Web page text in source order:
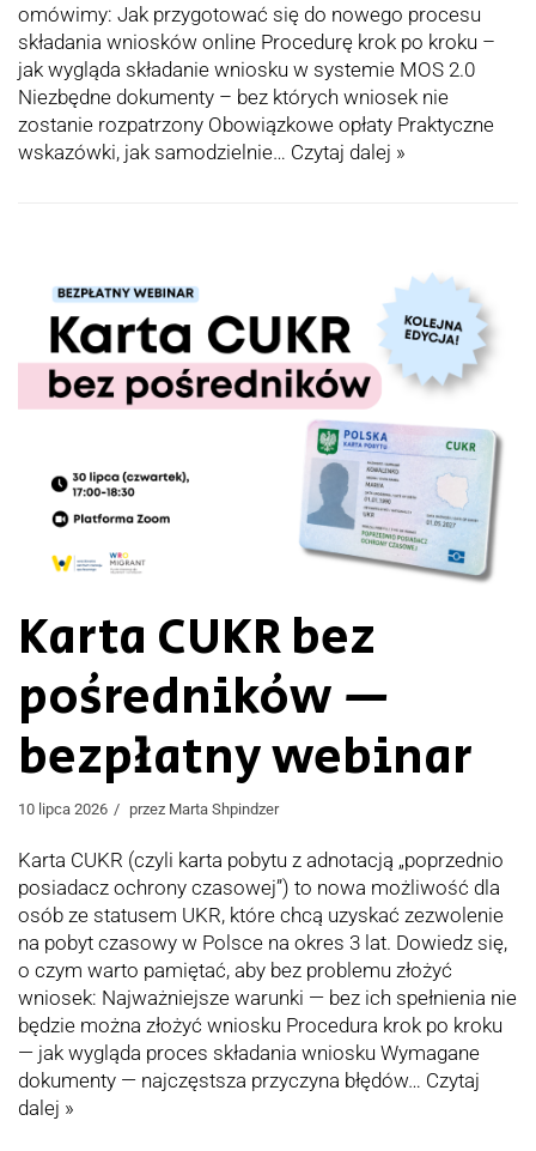
omówimy: Jak przygotować się do nowego procesu
składania wniosków online Procedurę krok po kroku –
jak wygląda składanie wniosku w systemie MOS 2.0
Niezbędne dokumenty – bez których wniosek nie
zostanie rozpatrzony Obowiązkowe opłaty Praktyczne
wskazówki, jak samodzielnie… Czytaj dalej »
Karta CUKR bez
pośredników —
bezpłatny webinar
10 lipca 2026 przez Marta Shpindzer
Karta CUKR (czyli karta pobytu z adnotacją „poprzednio
posiadacz ochrony czasowej”) to nowa możliwość dla
osób ze statusem UKR, które chcą uzyskać zezwolenie
na pobyt czasowy w Polsce na okres 3 lat. Dowiedz się,
o czym warto pamiętać, aby bez problemu złożyć
wniosek: Najważniejsze warunki — bez ich spełnienia nie
będzie można złożyć wniosku Procedura krok po kroku
— jak wygląda proces składania wniosku Wymagane
dokumenty — najczęstsza przyczyna błędów… Czytaj
dalej »